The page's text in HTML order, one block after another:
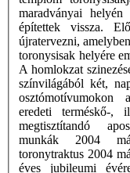
maradványai helyén
építettek vissza.
újratervezni,
toronysisak helyére
A homlokzat
színvilágából két,
osztómotívumokon
eredeti terméskő-,
megtisztítandó
munkák 2004
toronytraktus 2004
éves jubileumi